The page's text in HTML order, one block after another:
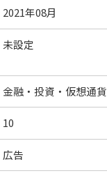
2021年08月
未設定
金融・投資・仮想通貨
10
広告